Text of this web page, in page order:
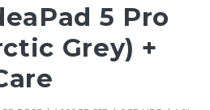
5 Pro
Grey) +